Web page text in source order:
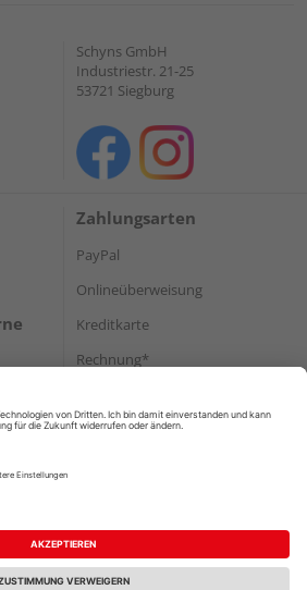
Schyns GmbH
Industriestr. 21-25
53721 Siegburg
Zahlungsarten
PayPal
Onlineüberweisung
Kreditkarte
Rechnung*
Versand
Widerruf
Datenschutz
Vertrag widerrufen